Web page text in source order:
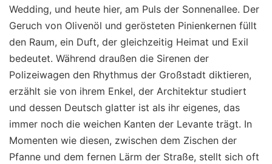
Wedding, und heute hier, am Puls der Sonnenallee. Der
Geruch von Olivenöl und gerösteten Pinienkernen füllt
den Raum, ein Duft, der gleichzeitig Heimat und Exil
bedeutet. Während draußen die Sirenen der
Polizeiwagen den Rhythmus der Großstadt diktieren,
erzählt sie von ihrem Enkel, der Architektur studiert
und dessen Deutsch glatter ist als ihr eigenes, das
immer noch die weichen Kanten der Levante trägt. In
Momenten wie diesen, zwischen dem Zischen der
Pfanne und dem fernen Lärm der Straße, stellt sich oft